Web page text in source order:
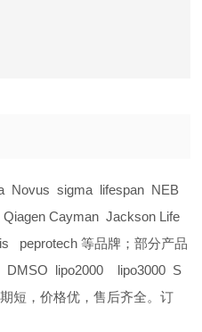
Novus sigma lifespan NEB
Cayman Jackson Life
peprotech 等品牌；部分产品
DMSO lipo2000 lipo3000 S
短，价格优，售后齐全。订